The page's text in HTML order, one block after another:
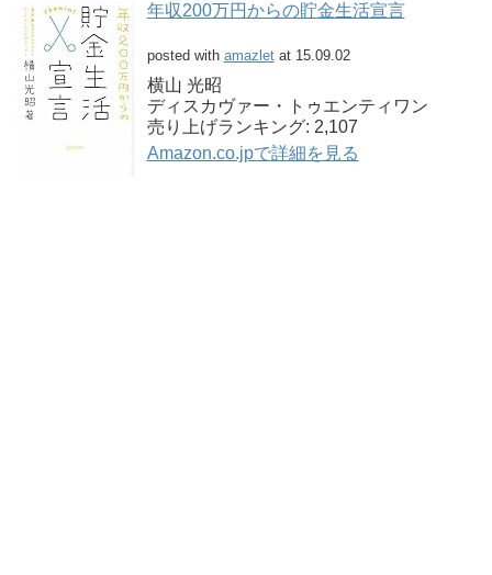
年収200万円からの貯金生活宣言
posted with amazletat 15.09.02
横山 光昭
ディスカヴァー・トゥエンティワン
売り上げランキング: 2,107
Amazon.co.jpで詳細を見る